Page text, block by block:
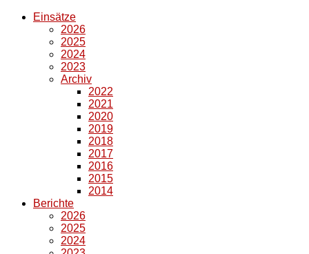
Einsätze
2026
2025
2024
2023
Archiv
2022
2021
2020
2019
2018
2017
2016
2015
2014
Berichte
2026
2025
2024